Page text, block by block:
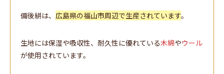
備後絣は、 広島県の福山市周辺で生産されています。
生地には保湿や吸収性、耐久性に優れている木綿やウール
が使用されています。